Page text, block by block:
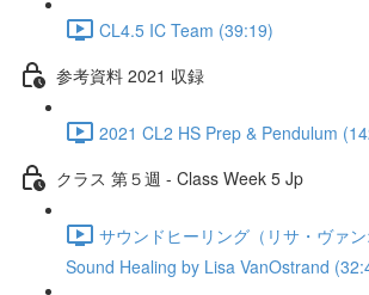
CL4.5 IC Team (39:19)
参考資料 2021 収録
2021 CL2 HS Prep & Pendulum
クラス 第５週 - Class Week 5 Jp
サウンドヒーリング（リサ・ヴァ
Sound Healing by Lisa VanOstrand